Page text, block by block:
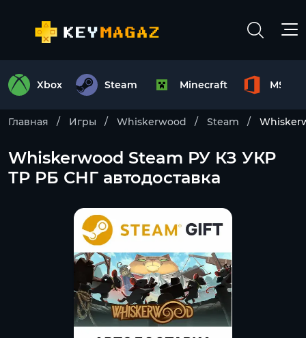
Xbox Steam Minecraft MS
Главная Игры Whiskerwood Steam
Whiskerwood Steam РУ КЗ УКР
ТР РБ СНГ автодоставка